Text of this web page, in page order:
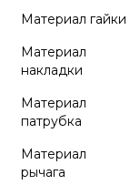
Материал гайки
Материал
накладки
Материал
патрубка
Материал
рычага